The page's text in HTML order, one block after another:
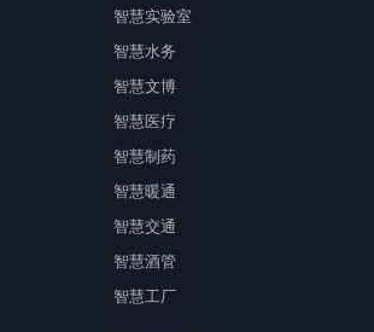
智慧实验室
智慧水务
智慧文博
智慧医疗
智慧制药
智慧暖通
智慧交通
智慧酒管
智慧工厂